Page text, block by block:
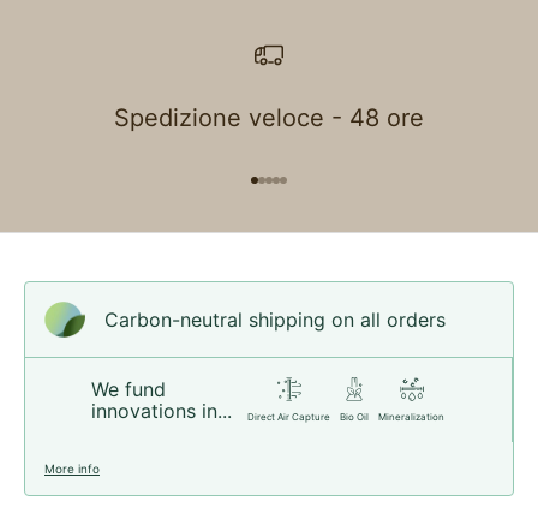
Spedizione veloce - 48 ore
Carbon-neutral shipping on all orders
We fund
innovations in...
Direct Air Capture Bio Oil Mineralization
More info